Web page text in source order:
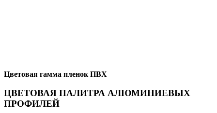
Цветовая гамма пленок ПВХ
ЦВЕТОВАЯ ПАЛИТРА АЛЮМИНИЕВЫХ
ПРОФИЛЕЙ